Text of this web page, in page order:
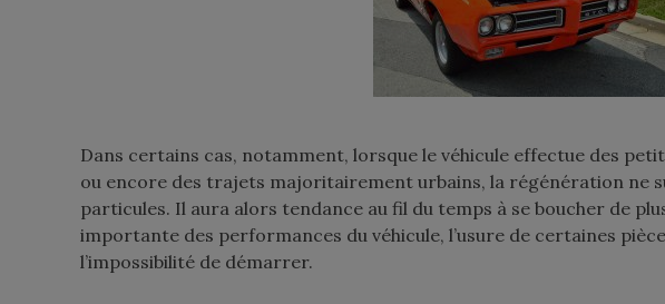
Dans certains cas, notamment, lorsque le véhicule effectue des
ou encore des trajets majoritairement urbains, la régénération ne
particules. Il aura alors tendance au fil du temps à se boucher de
importante des performances du véhicule, l’usure de certaines
l’impossibilité de démarrer.